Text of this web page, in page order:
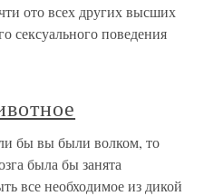
ото всех других высших
сексуального поведения
бы вы были волком, то
была бы занята
все необходимое из дикой